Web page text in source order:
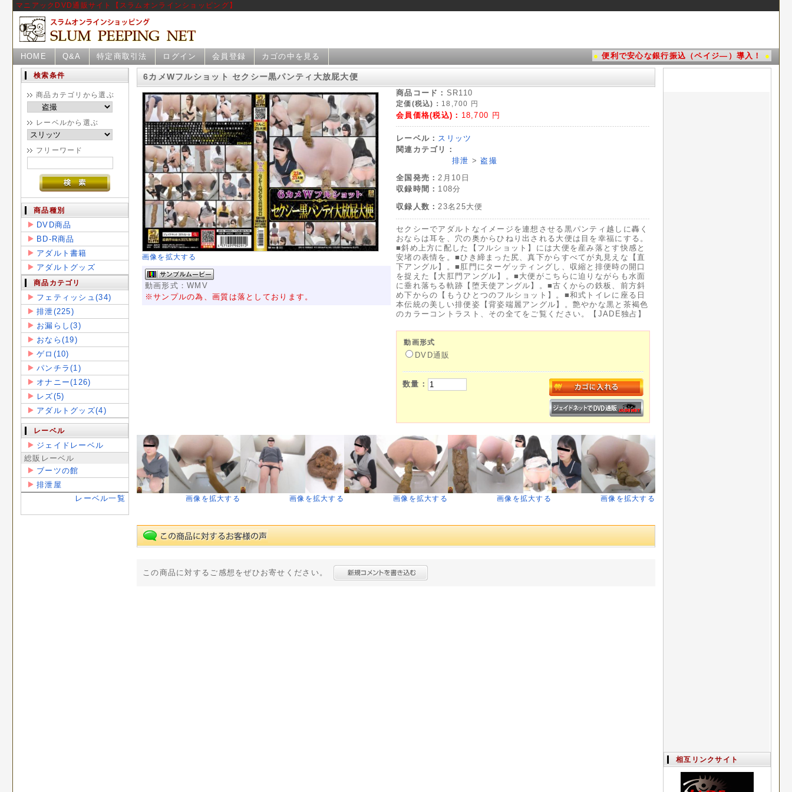
マニアックDVD通販サイト【スラムオンラインショッピング】
HOME Q&A 特定商取引法 ログイン 会員登録 カゴの中を見る ● 便利で安心な銀行振込（ペイジ―）導入！ ●
検索条件
商品カテゴリから選ぶ
レーベルから選ぶ
フリーワード
商品種別
DVD商品
BD-R商品
アダルト書籍
アダルトグッズ
商品カテゴリ
フェティッシュ(34)
排泄(225)
お漏らし(3)
おなら(19)
ゲロ(10)
パンチラ(1)
オナニー(126)
レズ(5)
アダルトグッズ(4)
レーベル
ジェイドレーベル
総販レーベル
ブーツの館
排泄屋
レーベル一覧
6カメWフルショット セクシー黒パンティ大放屁大便
画像を拡大する
動画形式：WMV
※サンプルの為、画質は落としております。
商品コード： SR110
定価(税込)： 18,700 円
会員価格(税込)： 18,700 円
レーベル： スリッツ
関連カテゴリ：
排泄 >盗撮
全国発売： 2月10日
収録時間： 108分
収録人数：23名25大便
セクシーでアダルトなイメージを連想させる黒パンティ越しに轟く
おならは耳を、穴の奥からひねり出される大便は目を幸福にする。
■斜め上方に配した【フルショット】には大便を産み落とす快感と
安堵の表情を。■ひき締まった尻、真下からすべてが丸見えな【直
下アングル】。■肛門にターゲッティングし、収縮と排便時の開口
を捉えた【大肛門アングル】。■大便がこちらに迫りながらも水面
に垂れ落ちる軌跡【堕天使アングル】。■古くからの鉄板、前方斜
め下からの【もうひとつのフルショット】。■和式トイレに座る日
本伝統の美しい排便姿【背姿端麗アングル】。艶やかな黒と茶褐色
のカラーコントラスト、その全てをご覧ください。【JADE独占】
動画形式
DVD通販
数量：
画像を拡大する 画像を拡大する 画像を拡大する 画像を拡大する 画像を拡大する
この商品に対するご感想をぜひお寄せください。
相互リンクサイト